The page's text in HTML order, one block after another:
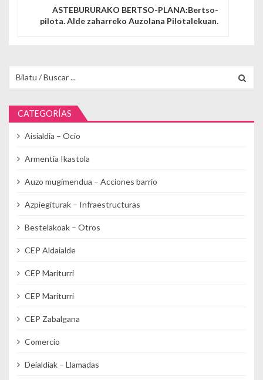
ASTEBURURAKO BERTSO-PLANA:Bertso-
pilota. Alde zaharreko Auzolana Pilotalekuan.
CATEGORÍAS
Aisialdia – Ocio
Armentia Ikastola
Auzo mugimendua – Acciones barrio
Azpiegiturak – Infraestructuras
Bestelakoak – Otros
CEP Aldaialde
CEP Mariturri
CEP Mariturri
CEP Zabalgana
Comercio
Deialdiak – Llamadas